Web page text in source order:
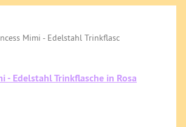
- Edelstahl Trinkflasche in Rosa